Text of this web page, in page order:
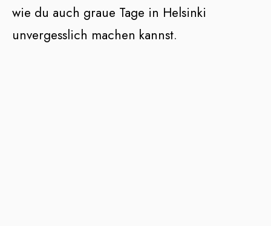
wie du auch graue Tage in Helsinki
unvergesslich machen kannst.